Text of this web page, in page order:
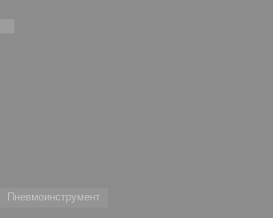
Пневмоинструмент